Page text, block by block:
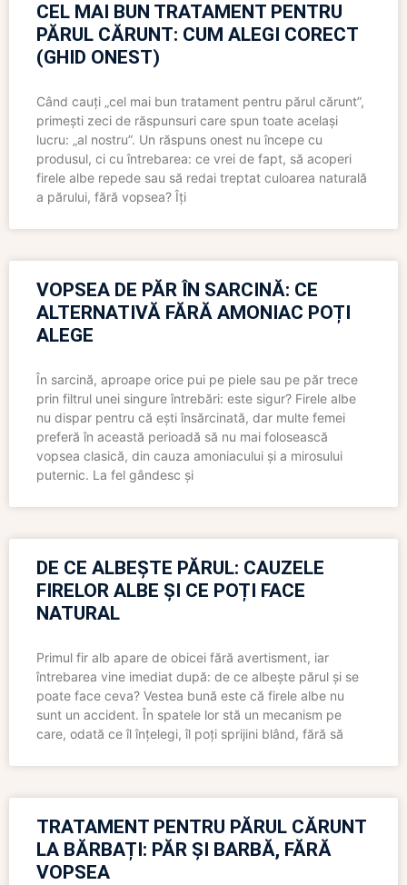
CEL MAI BUN TRATAMENT PENTRU
PĂRUL CĂRUNT: CUM ALEGI CORECT
(GHID ONEST)
Când cauți „cel mai bun tratament pentru părul cărunt”,
primești zeci de răspunsuri care spun toate același
lucru: „al nostru”. Un răspuns onest nu începe cu
produsul, ci cu întrebarea: ce vrei de fapt, să acoperi
firele albe repede sau să redai treptat culoarea naturală
a părului, fără vopsea? Îți
VOPSEA DE PĂR ÎN SARCINĂ: CE
ALTERNATIVĂ FĂRĂ AMONIAC POȚI
ALEGE
În sarcină, aproape orice pui pe piele sau pe păr trece
prin filtrul unei singure întrebări: este sigur? Firele albe
nu dispar pentru că ești însărcinată, dar multe femei
preferă în această perioadă să nu mai folosească
vopsea clasică, din cauza amoniacului și a mirosului
puternic. La fel gândesc și
DE CE ALBEȘTE PĂRUL: CAUZELE
FIRELOR ALBE ȘI CE POȚI FACE
NATURAL
Primul fir alb apare de obicei fără avertisment, iar
întrebarea vine imediat după: de ce albește părul și se
poate face ceva? Vestea bună este că firele albe nu
sunt un accident. În spatele lor stă un mecanism pe
care, odată ce îl înțelegi, îl poți sprijini blând, fără să
TRATAMENT PENTRU PĂRUL CĂRUNT
LA BĂRBAȚI: PĂR ȘI BARBĂ, FĂRĂ
VOPSEA